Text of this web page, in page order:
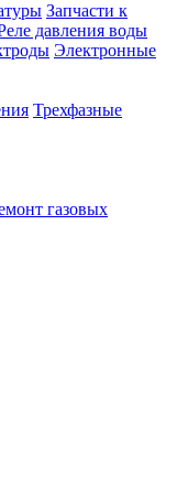
Запчасти к
давления воды
Электронные
Трехфазные
газовых